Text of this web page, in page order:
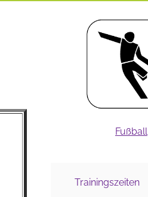
Fußball
Trainingszeiten